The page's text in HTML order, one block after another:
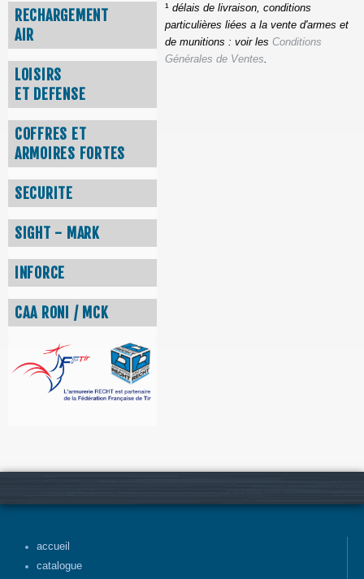
RECHARGEMENT
AIR
LOISIRS
ET DEFENSE
COFFRES ET
ARMOIRES FORTES
SECURITE
SIGHT - MARK
INFORCE
CAA RONI / MCK
¹ délais de livraison, conditions
particulières liées a la vente d'armes et
de munitions : voir les Conditions
Générales de Ventes.
accueil
catalogue